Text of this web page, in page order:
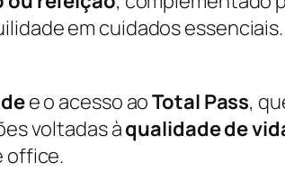
em cuidados
e o acesso aoTotal Pass,
voltadas àqualidade de
office.